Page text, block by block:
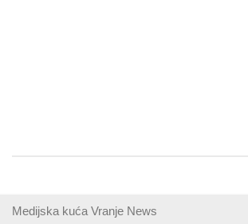
Medijska kuća Vranje News